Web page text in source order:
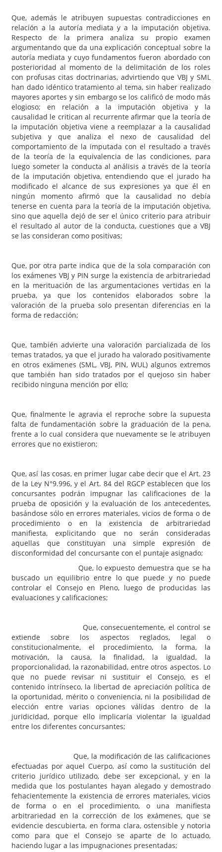
Que, además le atribuyen supuestas contradicciones en
relación a la autoría mediata y a la imputación objetiva.
Respecto de la primera analiza su propio examen
argumentando que da una explicación conceptual sobre la
autoría mediata y cuyo fundamentos fueron abordado con
posterioridad al momento de la delimitación de los roles
con profusas citas doctrinarias, advirtiendo que VBJ y SML
han dado idéntico tratamiento al tema, sin haber realizado
mayores aportes y sin embargo se los calificó de modo más
elogioso; en relación a la imputación objetiva y la
causalidad le critican al recurrente afirmar que la teoría de
la imputación objetiva viene a reemplazar a la causalidad
subjetiva y que analiza el nexo de causalidad del
comportamiento de la imputada con el resultado a través
de la teoría de la equivalencia de las condiciones, para
luego someter la conducta al análisis a través de la teoría
de la imputación objetiva, entendiendo que el jurado ha
modificado el alcance de sus expresiones ya que él en
ningún momento afirmó que la causalidad no debía
tenerse en cuenta para la teoría de la imputación objetiva,
sino que aquella dejó de ser el único criterio para atribuir
el resultado al autor de la conducta, cuestiones que a VBJ
se las consideran como positivas;
Que, por otra parte indica que de la sola comparación con
los exámenes VBJ y PIN surge la existencia de arbitrariedad
en la merituación de las argumentaciones vertidas en la
prueba, ya que los contenidos elaborados sobre la
valoración de la prueba solo presentan diferencias en la
forma de redacción;
Que, también advierte una valoración parcializada de los
temas tratados, ya que el jurado ha valorado positivamente
en otros exámenes (SML, VBJ, PIN, WUL) algunos extremos
que también han sido tratados por el quejoso sin haber
recibido ninguna mención por ello;
Que, finalmente le agravia el reproche sobre la supuesta
falta de fundamentación sobre la graduación de la pena,
frente a lo cual considera que nuevamente se le atribuyen
errores que no existieron;
Que, así las cosas, en primer lugar cabe decir que el Art. 23
de la Ley N°9.996, y el Art. 84 del RGCP establecen que los
concursantes podrán impugnar las calificaciones de la
prueba de oposición y la evaluación de los antecedentes,
basándose sólo en errores materiales, vicios de forma o de
procedimiento o en la existencia de arbitrariedad
manifiesta, explicitando que no serán consideradas
aquellas que constituyan una simple expresión de
disconformidad del concursante con el puntaje asignado;
Que, lo expuesto demuestra que se ha
buscado un equilibrio entre lo que puede y no puede
controlar el Consejo en Pleno, luego de producidas las
evaluaciones y calificaciones;
Que, consecuentemente, el control se
extiende sobre los aspectos reglados, legal o
constitucionalmente, el procedimiento, la forma, la
motivación, la causa, la finalidad, la igualdad, la
proporcionalidad, la razonabilidad, entre otros aspectos. Lo
que no puede revisar ni sustituir el Consejo, es el
contenido intrínseco, la libertad de apreciación política de
la oportunidad, mérito o conveniencia, ni la posibilidad de
elección entre varias opciones válidas dentro de la
juridicidad, porque ello implicaría violentar la igualdad
entre los diferentes concursantes;
Que, la modificación de las calificaciones
efectuadas por aquel Cuerpo, así como la sustitución del
criterio jurídico utilizado, debe ser excepcional, y en la
medida que los postulantes hayan alegado y demostrado
fehacientemente la existencia de errores materiales, vicios
de forma o en el procedimiento, o una manifiesta
arbitrariedad en la corrección de los exámenes, que se
evidencie descubierta, en forma clara, ostensible y notoria
como para que el Consejo se aparte de lo actuado,
haciendo lugar a las impugnaciones presentadas;